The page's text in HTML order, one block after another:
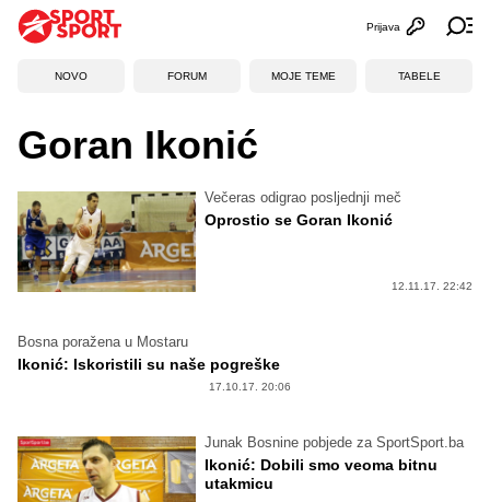
Otvori
Prijava
NOVO FORUM MOJE TEME TABELE
Goran Ikonić
Večeras odigrao posljednji meč
Oprostio se Goran Ikonić
12.11.17. 22:42
Bosna poražena u Mostaru
Ikonić: Iskoristili su naše pogreške
17.10.17. 20:06
Junak Bosnine pobjede za SportSport.ba
Ikonić: Dobili smo veoma bitnu
utakmicu